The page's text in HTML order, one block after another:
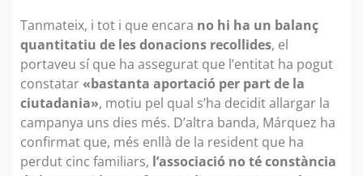
Tanmateix, i tot i que encara no hi ha un balanç
quantitatiu de les donacions recollides, el
portaveu sí que ha assegurat que l’entitat ha pogut
constatar«bastanta aportació per part de la
ciutadania», motiu pel qual s’ha decidit allargar la
campanya uns dies més. D’altra banda, Márquez ha
confirmat que, més enllà de la resident que ha
perdut cinc familiars, l’associació no té constància